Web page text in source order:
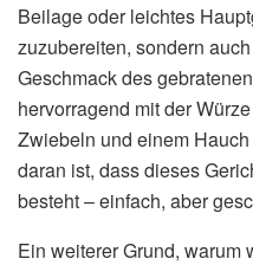
Beilage oder leichtes
zuzubereiten, sondern
Geschmack des
hervorragend mit der
Zwiebeln und einem
daran ist, dass dieses
besteht – einfach, aber
Ein weiterer Grund, warum